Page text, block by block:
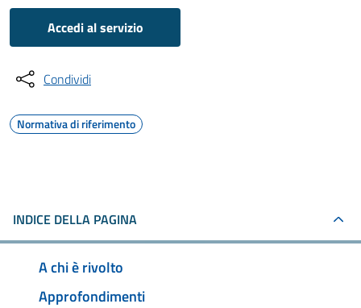
Accedi al servizio
Condividi
Normativa di riferimento
INDICE DELLA PAGINA
A chi è rivolto
Approfondimenti